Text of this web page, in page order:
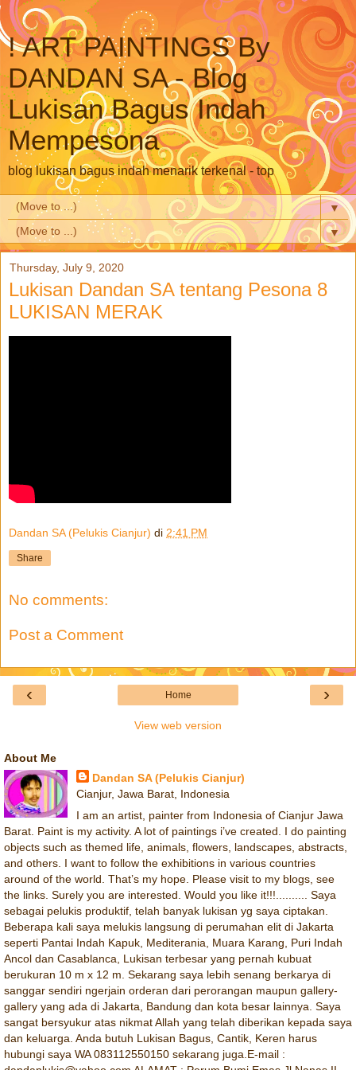
! ART PAINTINGS By
DANDAN SA - Blog
Lukisan Bagus Indah
Mempesona
blog lukisan bagus indah menarik terkenal - top
▼
▼
Thursday, July 9, 2020
Lukisan Dandan SA tentang Pesona 8
LUKISAN MERAK
Dandan SA (Pelukis Cianjur) di 2:41 PM
Share
No comments:
Post a Comment
‹ ›
Home
View web version
About Me
Dandan SA (Pelukis Cianjur)
Cianjur, Jawa Barat, Indonesia
I am an artist, painter from Indonesia of Cianjur Jawa
Barat. Paint is my activity. A lot of paintings i’ve created. I do painting
objects such as themed life, animals, flowers, landscapes, abstracts,
and others. I want to follow the exhibitions in various countries
around of the world. That’s my hope. Please visit to my blogs, see
the links. Surely you are interested. Would you like it!!!.......... Saya
sebagai pelukis produktif, telah banyak lukisan yg saya ciptakan.
Beberapa kali saya melukis langsung di perumahan elit di Jakarta
seperti Pantai Indah Kapuk, Mediterania, Muara Karang, Puri Indah
Ancol dan Casablanca, Lukisan terbesar yang pernah kubuat
berukuran 10 m x 12 m. Sekarang saya lebih senang berkarya di
sanggar sendiri ngerjain orderan dari perorangan maupun gallery-
gallery yang ada di Jakarta, Bandung dan kota besar lainnya. Saya
sangat bersyukur atas nikmat Allah yang telah diberikan kepada saya
dan keluarga. Anda butuh Lukisan Bagus, Cantik, Keren harus
hubungi saya WA 083112550150 sekarang juga.E-mail :